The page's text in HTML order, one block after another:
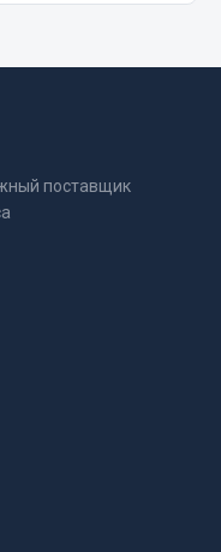
поставщик